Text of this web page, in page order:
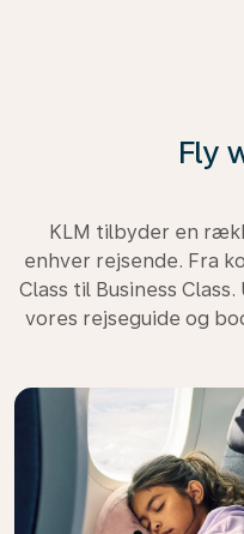
Fly
KLM tilbyder en
enhver rejsende. Fra
Class til Business
vores rejseguide og